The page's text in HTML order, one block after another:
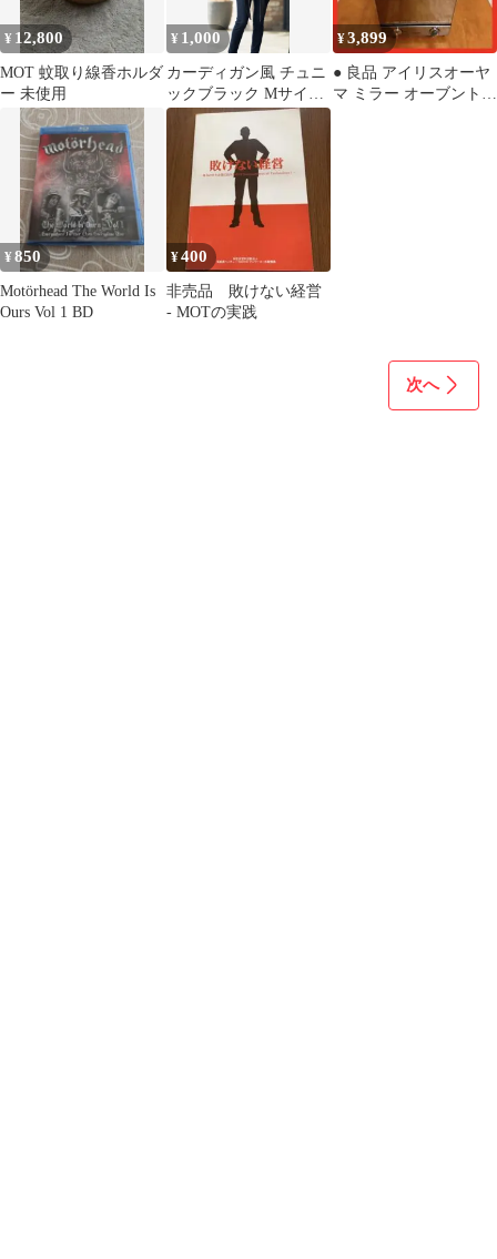
¥ 12,800
MOT 蚊取り線香ホルダ
ー 未使用
¥ 1,000
カーディガン風 チュニ
ックブラック Mサイズ
ビーズ調パイピング エ
レガント
¥3,899
● 良品 アイリスオーヤ
マ ミラー オーブントー
¥850
Motörhead The World Is
Ours Vol 1 BD
¥400
非売品 敗けない経営
- MOTの実践
次へ